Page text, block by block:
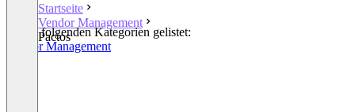
Startseite
Vendor Management
Pactos
In den folgenden Kategorien gelistet:
Vendor Management